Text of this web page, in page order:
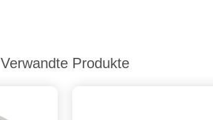
Verwandte Produkte